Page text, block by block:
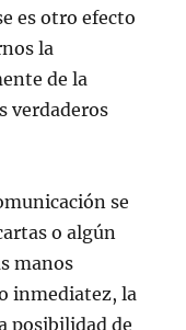
es otro efecto
la
de la
verdaderos
se
o algún
manos
inmediatez, la
posibilidad de